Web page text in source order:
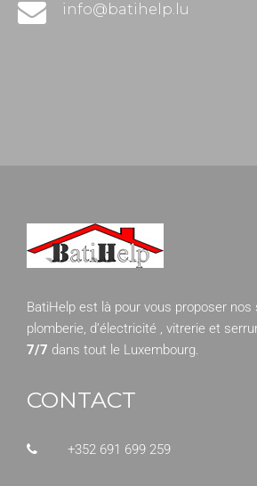
info@batihelp.lu
BatiHelp est là pour vous proposer nos
plomberie, d’électricité , vitrerie et
7/7 dans tout le Luxembourg.
CONTACT
+352 691 699 259